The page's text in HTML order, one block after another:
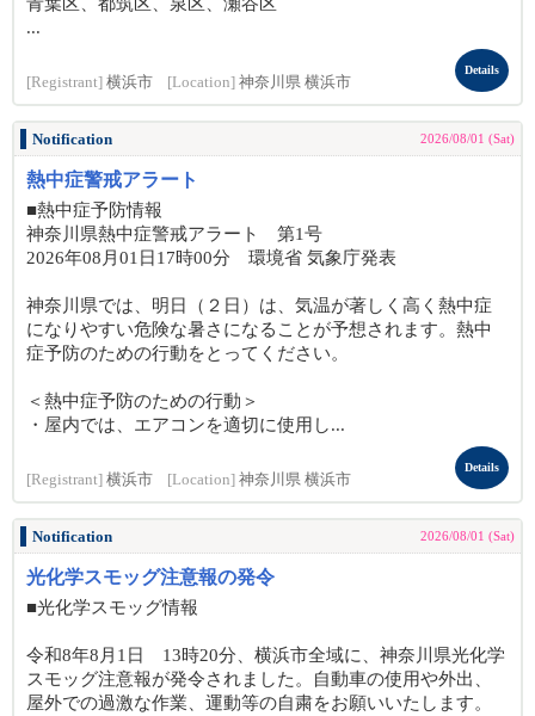
...
[Registrant] 横浜市 [Location] 神奈川県 横浜市
Details
Notification 2026/08/01 (Sat)
熱中症警戒アラート
■熱中症予防情報
神奈川県熱中症警戒アラート 第1号
2026年08月01日17時00分 環境省 気象庁発表
神奈川県では、明日（２日）は、気温が著しく高く熱中症
になりやすい危険な暑さになることが予想されます。熱中
症予防のための行動をとってください。
＜熱中症予防のための行動＞
・屋内では、エアコンを適切に使用し...
[Registrant] 横浜市 [Location] 神奈川県 横浜市
Details
Notification 2026/08/01 (Sat)
光化学スモッグ注意報の発令
■光化学スモッグ情報
令和8年8月1日 13時20分、横浜市全域に、神奈川県光化学
スモッグ注意報が発令されました。自動車の使用や外出、
屋外での過激な作業、運動等の自粛をお願いいたします。